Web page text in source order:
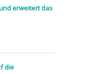
erweitert das
die